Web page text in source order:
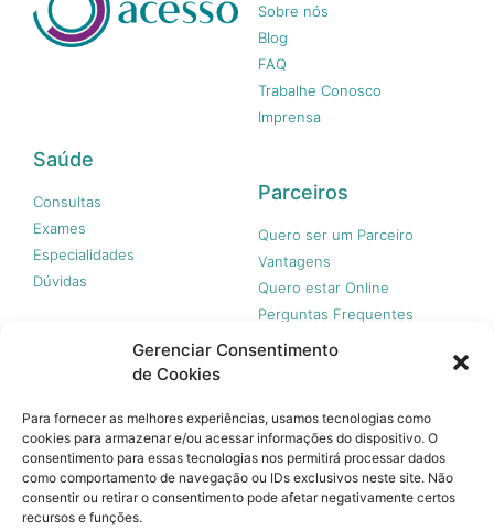
Gerenciar Consentimento
de Cookies
Para fornecer as melhores experiências, usamos tecnologias como
cookies para armazenar e/ou acessar informações do dispositivo. O
consentimento para essas tecnologias nos permitirá processar dados
como comportamento de navegação ou IDs exclusivos neste site. Não
consentir ou retirar o consentimento pode afetar negativamente certos
recursos e funções.
Sobre nós
Blog
FAQ
Trabalhe Conosco
Imprensa
Saúde
Consultas
Exames
Especialidades
Dúvidas
Parceiros
Quero ser um Parceiro
Vantagens
Quero estar Online
Perguntas Frequentes